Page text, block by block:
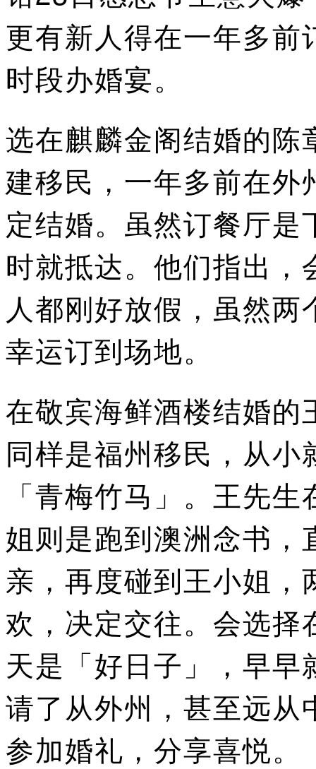
更有新人得在一年多
时段办婚宴。
选在麒麟金阁结婚的
建移民，一年多前在
定结婚。 虽然订餐厅
时就抵达。 他们指出，
人都刚好放假，虽然
幸运订到场地。
在敬宾海鲜酒楼结婚
同样是福州移民，从
「青梅竹马」。 王先生
姐则是跑到澳洲念书
亲，再度碰到王小姐
欢，决定交往。 会选择
天是「好日子」，早
请了从外州，甚至远
参加婚礼，分享喜悦。